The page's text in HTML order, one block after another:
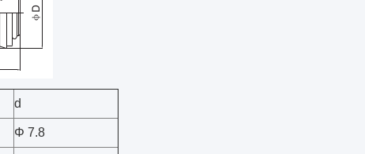
d
Φ 7.8